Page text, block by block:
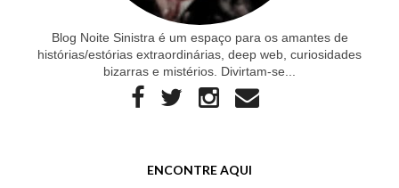
Blog Noite Sinistra é um espaço para os amantes de
histórias/estórias extraordinárias, deep web, curiosidades
bizarras e mistérios. Divirtam-se...
ENCONTRE AQUI